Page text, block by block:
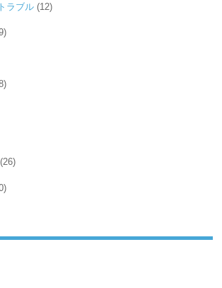
ラブル (12)
(26)